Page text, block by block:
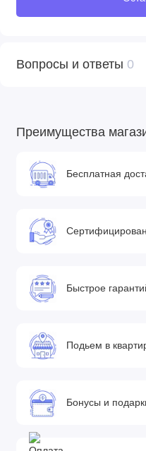
Вопросы и ответы 0
Преимущества
Бесплатная
Быстрое
Подьем в
Бонусы и